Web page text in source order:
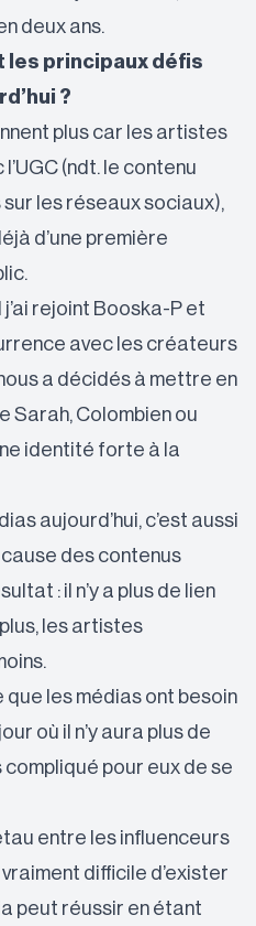
deux ans.
les principaux défis
?
plus car les artistes
(ndt. le contenu
les réseaux sociaux),
d’une première
rejoint Booska-P et
avec les créateurs
a décidés à mettre en
Sarah, Colombien ou
identité forte à la
aujourd’hui, c’est aussi
cause des contenus
: il n’y a plus de lien
les artistes
que les médias ont besoin
où il n’y aura plus de
compliqué pour eux de se
entre les influenceurs
difficile d’exister
peut réussir en étant